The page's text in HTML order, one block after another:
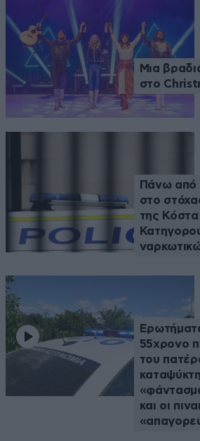
Μια
στο
Πάνω από
στο
της Κόστα
55χρονο
του
και οι